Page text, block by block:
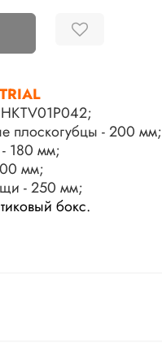
плоскогубцы - 200 мм;
- 180 мм;
мм;
- 250 мм;
бокс.